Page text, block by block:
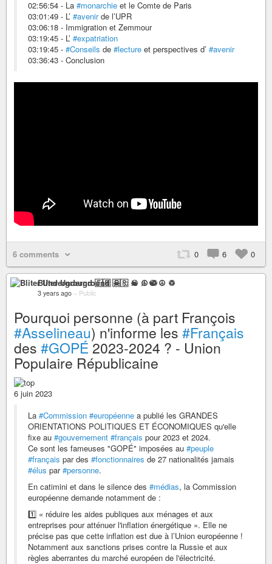
02:56:54 - La #monarchie et le Comte de Paris
03:01:49 - L’ #avenirde l’UPR
03:06:18 - Immigration et Zemmour
03:19:45 - L’ #expatriation
03:19:45 - #Conseils de #lecture et perspectives d’ #avenir
03:36:43 - Conclusion
6 comments 0 6 0
Bliter Underground 🇫🇷 ☠ ♫ ☯ ☮ ♽
3 years ago – Public
Pourquoi personne (à part François
#Asselineau) n'informe les #Français
des #GOPÉ2023-2024 ? - Union
Populaire Républicaine
6 juin 2023
La #Commission #européenne a publié les GRANDES
ORIENTATIONS POLITIQUES ET ÉCONOMIQUES qu'elle
fixe au #gouvernement #français pour 2023 et 2024.
Ce sont les fameuses "GOPÉ" imposées au #peuple
#français par des #fonctionnaires de 27 nationalités jamais
#élus par#personne.
En catimini et dans le silence des #médias, la Commission
européenne demande notamment de :
1️⃣ « réduire les aides publiques aux ménages et aux
entreprises pour atténuer l'inflation énergétique ». Elle ne
précise pas que cette inflation est due à l’Union européenne !
Notamment aux sanctions prises contre la Russie et aux
règles aberrantes du marché européen de l'électricité.